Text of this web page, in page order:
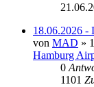
18.06.2026 -
von MAD »
Hamburg
0
1101